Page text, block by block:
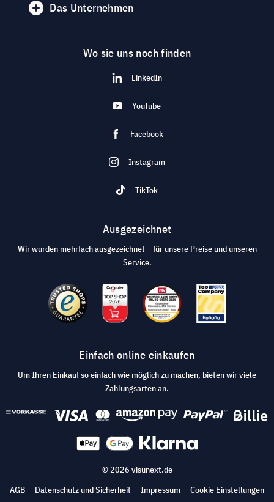
Das Unternehmen
Wo sie uns noch finden
LinkedIn
YouTube
Facebook
Instagram
TikTok
Ausgezeichnet
Wir wurden mehrfach ausgezeichnet – für unsere Preise und unseren
Service.
Einfach online einkaufen
Um Ihren Einkauf so einfach wie möglich zu machen, bieten wir viele
Zahlungsarten an.
© 2026 visunext.de
AGB
Datenschutz und Sicherheit Impressum
Cookie Einstellungen